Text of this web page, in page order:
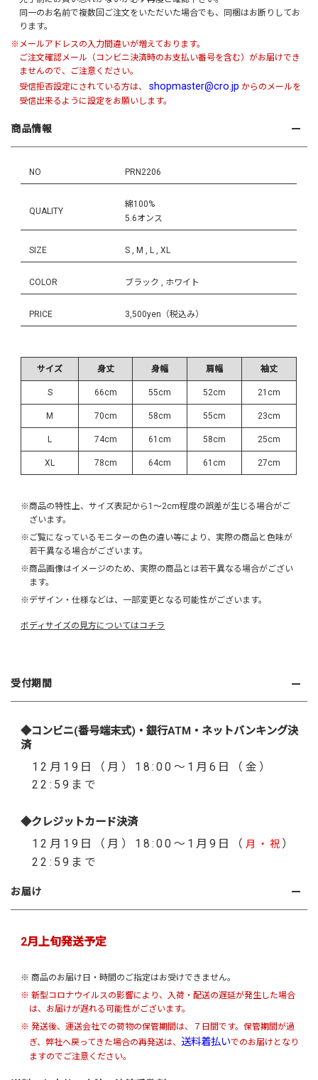
同一のお名前で複数回ご注文をいただいた場合でも、同梱はお断りしてお
ります。
※メールアドレスの入力間違いが増えております。
ご注文確認メール（コンビニ決済時のお支払い番号を含む）がお届けでき
ませんので、ご注意ください。
受信拒否設定にされている方は、 shopmaster@cro.jp からのメールを
受信出来るように設定をお願いします。
商品情報
NO PRN2206
QUALITY
綿100%
5.6オンス
SIZE S , M , L , XL
COLOR ブラック , ホワイト
PRICE 3,500yen（税込み）
サイズ 身丈 身幅 肩幅 袖丈
S 66cm 55cm 52cm 21cm
M 70cm 58cm 55cm 23cm
L 74cm 61cm 58cm 25cm
XL 78cm 64cm 61cm 27cm
※商品の特性上、サイズ表記から1～2cm程度の誤差が生じる場合がご
ざいます。
※ご覧になっているモニターの色の違い等により、実際の商品と色味が
若干異なる場合がございます。
※商品画像はイメージのため、実際の商品とは若干異なる場合がござい
ます。
※デザイン・仕様などは、一部変更となる可能性がございます。
ボディサイズの見方についてはコチラ
受付期間
◆コンビニ(番号端末式)・銀行ATM・ネットバンキング決
済
12月19日（月）18:00～1月6日（金）
22:59まで
◆クレジットカード決済
12月19日（月）18:00～1月9日（ 月・祝 ）
22:59まで
お届け
2月上旬発送予定
※ 商品のお届け日・時間のご指定はお受けできません。
※ 新型コロナウイルスの影響により、入荷・配送の遅延が発生した場合
は、お届けが遅れる可能性がございます。
※ 発送後、運送会社での荷物の保管期間は、７日間です。保管期間が過
ぎ、弊社へ戻ってきた場合の再発送は、 送料着払いでのお届けとなり
ますのでご注意ください。